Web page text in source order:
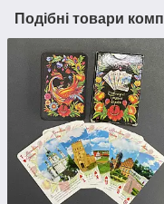
Подібні товари